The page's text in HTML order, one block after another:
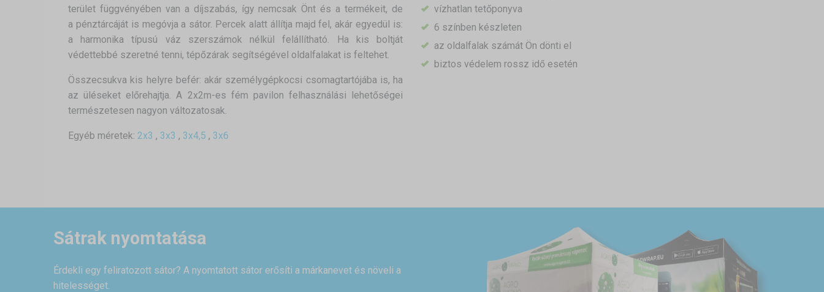
terület függvényében van a díjszabás, így nemcsak Önt és a termékeit, de
a pénztárcáját is megóvja a sátor. Percek alatt állítja majd fel, akár egyedül is:
a harmonika típusú váz szerszámok nélkül felállítható. Ha kis boltját
védettebbé szeretné tenni, tépőzárak segítségével oldalfalakat is feltehet.
Összecsukva kis helyre befér: akár személygépkocsi csomagtartójába is, ha
az üléseket előrehajtja. A 2x2m-es fém pavilon felhasználási lehetőségei
természetesen nagyon változatosak.
vízhatlan tetőponyva
6 színben készleten
az oldalfalak számát Ön dönti el
biztos védelem rossz idő esetén
Egyéb méretek: 2x3 , 3x3 , 3x4,5 , 3x6
Sátrak nyomtatása
Érdekli egy feliratozott sátor? A nyomtatott sátor erősíti a márkanevet és növeli a
hitelességet.